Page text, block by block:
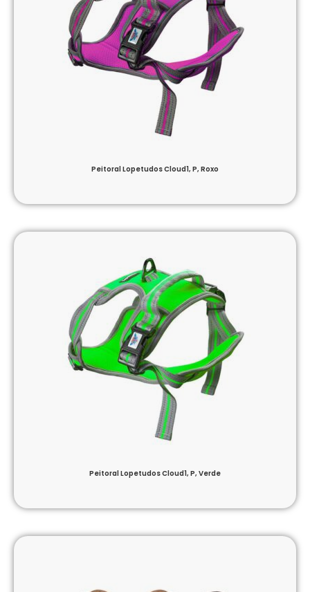
Peitoral Lopetudos Cloud1, P, Roxo
Peitoral Lopetudos Cloud1, P, Verde